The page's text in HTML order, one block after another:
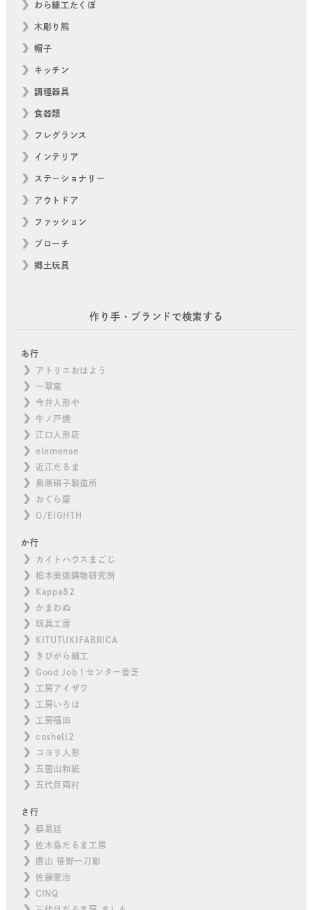
わら細工たくぼ
木彫り熊
帽子
キッチン
調理器具
食器類
フレグランス
インテリア
ステーショナリー
アウトドア
ファッション
ブローチ
郷土玩具
作り手・ブランドで検索する
あ行
アトリエおはよう
一翠窯
今井人形や
牛ノ戸焼
江口人形店
elemense
近江だるま
奥原硝子製造所
おぐら屋
O/EIGHTH
か行
カイトハウスまごじ
柏木美術鋳物研究所
Kappa82
かまわぬ
玩具工房
KITUTUKIFABRICA
きびがら細工
Good Job！センター香芝
工房アイザワ
工房いろは
工房福田
coshell2
コヨリ人形
五箇山和紙
五代目両村
さ行
蔡易廷
佐木島だるま工房
鷹山 笹野一刀彫
佐藤憲治
CINQ